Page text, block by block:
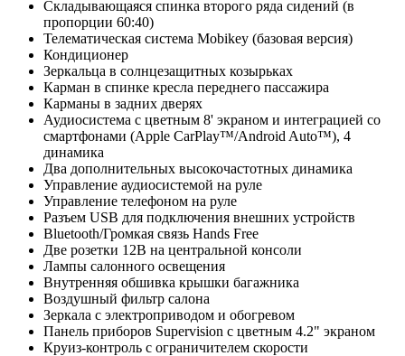
Складывающаяся спинка второго ряда сидений (в
пропорции 60:40)
Телематическая система Mobikey (базовая версия)
Кондиционер
Зеркальца в солнцезащитных козырьках
Карман в спинке кресла переднего пассажира
Карманы в задних дверях
Аудиосистема с цветным 8' экраном и интеграцией со
смартфонами (Apple CarPlay™/Android Auto™), 4
динамика
Два дополнительных высокочастотных динамика
Управление аудиосистемой на руле
Управление телефоном на руле
Разъем USB для подключения внешних устройств
Bluetooth/Громкая связь Hands Free
Две розетки 12В на центральной консоли
Лампы салонного освещения
Внутренняя обшивка крышки багажника
Воздушный фильтр салона
Зеркала с электроприводом и обогревом
Панель приборов Supervision с цветным 4.2" экраном
Круиз-контроль с ограничителем скорости